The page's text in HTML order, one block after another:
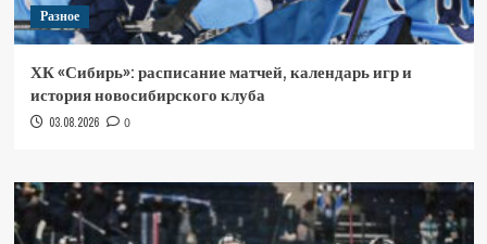
Разное
ХК «Сибирь»: расписание матчей, календарь игр и
история новосибирского клуба
03.08.2026 0